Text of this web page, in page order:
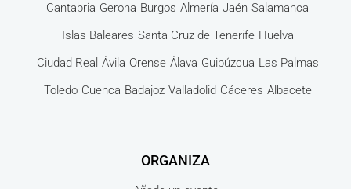
Cantabria Gerona Burgos Almería Jaén Salamanca
Islas Baleares Santa Cruz de Tenerife Huelva
Ciudad Real Ávila Orense Álava Guipúzcua Las Palmas
Toledo Cuenca Badajoz Valladolid Cáceres Albacete
ORGANIZA